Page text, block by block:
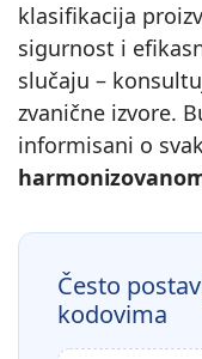
klasifikacija
sigurnost i
slučaju –
zvanične izvore.
informisani o
Često
kodovima